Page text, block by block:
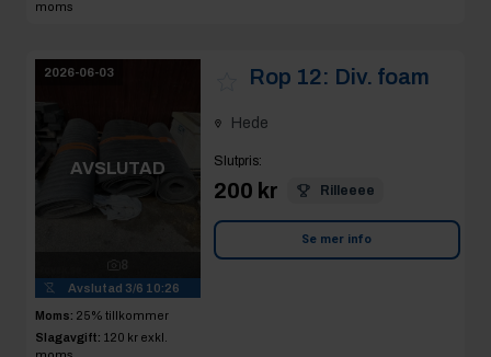
moms
2026-06-03
AVSLUTAD
Avslutad 3/6 10:26
Moms: 25% tillkommer
Slagavgift: 120 kr exkl.
Rop 12: Div. foam
Hede
Slutpris:
200 kr Rilleeee
Se mer info